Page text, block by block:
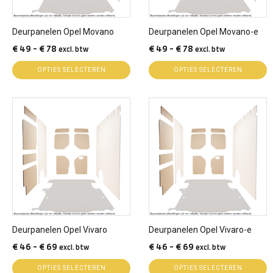
Deurpanelen Opel Movano
€ 49 - € 78 Prijsklasse:
€ 49
tot
excl. btw
OPTIES SELECTEREN
worden
op
de
productpagina
Deurpanelen Opel Movano-e
€ 49 - € 78 Prijsklasse:
€ 49
tot
excl. btw
OPTIES SELECTEREN
worden
op
de
productpagina
Deurpanelen Opel Vivaro
€ 46 - € 69 Prijsklasse:
€ 46
excl. btw
OPTIES SELECTEREN
product
heeft
meerdere
variaties.
optie
worden
op
de
Deurpanelen Opel Vivaro-e
€ 46 - € 69 Prijsklasse:
€ 46
excl. btw
OPTIES SELECTEREN
product
heeft
meerdere
variaties.
optie
worden
op
de